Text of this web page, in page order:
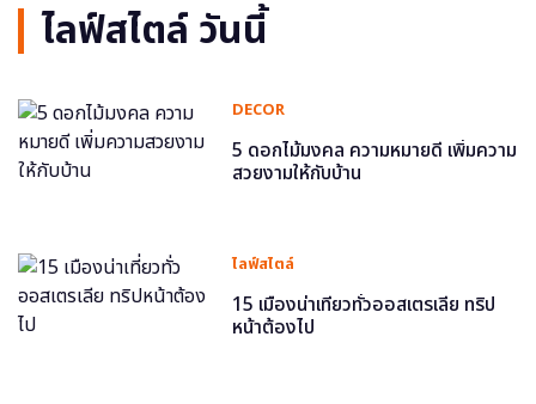
ไลฟ์สไตล์ วันนี้
DECOR
5 ดอกไม้มงคล ความหมายดี เพิ่มความ
สวยงามให้กับบ้าน
ไลฟ์สไตล์
15 เมืองน่าเที่ยวทั่วออสเตรเลีย ทริป
หน้าต้องไป